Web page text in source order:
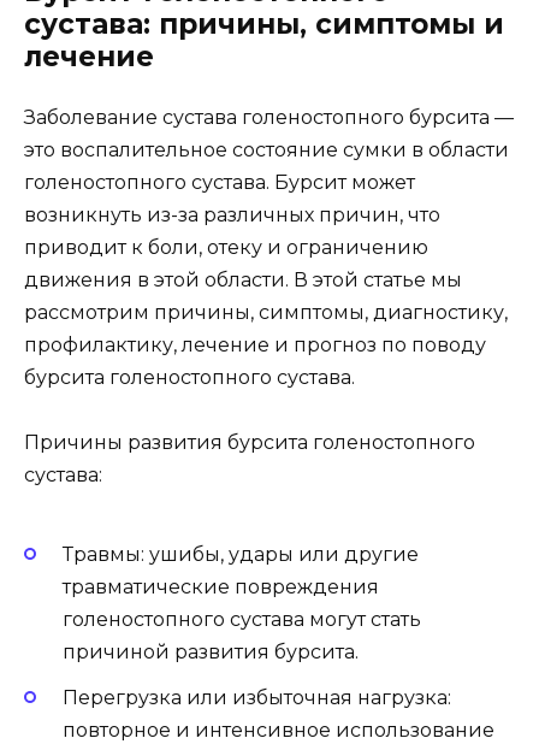
сустава: причины, симптомы и
лечение
Заболевание сустава голеностопного бурсита —
это воспалительное состояние сумки в области
голеностопного сустава. Бурсит может
возникнуть из-за различных причин, что
приводит к боли, отеку и ограничению
движения в этой области. В этой статье мы
рассмотрим причины, симптомы, диагностику,
профилактику, лечение и прогноз по поводу
бурсита голеностопного сустава.
Причины развития бурсита голеностопного
сустава:
Травмы: ушибы, удары или другие
травматические повреждения
голеностопного сустава могут стать
причиной развития бурсита.
Перегрузка или избыточная нагрузка:
повторное и интенсивное использование